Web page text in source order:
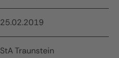
25.02.2019
StA Traunstein